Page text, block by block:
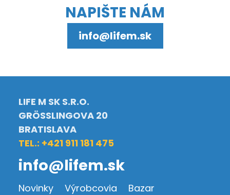
NAPIŠTE NÁM
info@lifem.sk
LIFE M SK S.R.O.
GRÖSSLINGOVA 20
BRATISLAVA
TEL.: +421 911 181 475
info@lifem.sk
Novinky Výrobcovia Bazar